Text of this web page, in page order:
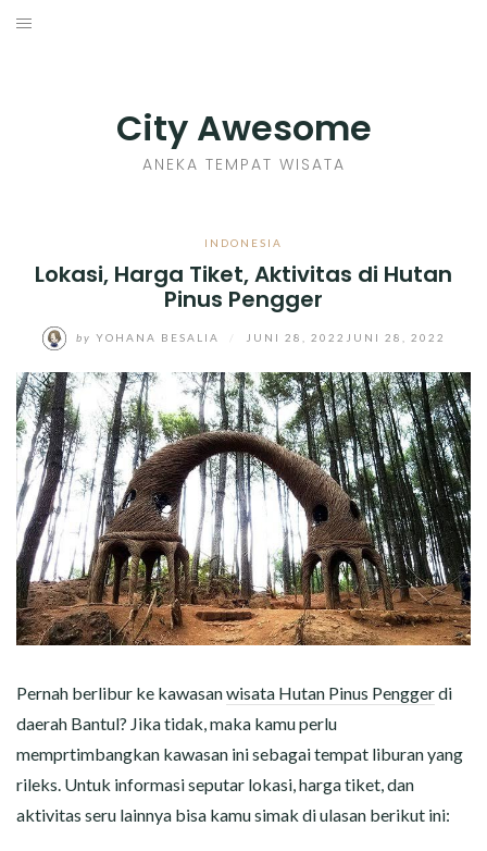
Skip
City Awesome
ANEKA TEMPAT WISATA
INDONESIA
Lokasi, Harga Tiket, Aktivitas di Hutan
Pinus Pengger
by YOHANA BESALIA JUNI 28, 2022 JUNI 28, 2022
Pernah berlibur ke kawasanwisata Hutan Pinus Penggerdi
daerah Bantul? Jika tidak, maka kamu perlu
memprtimbangkan kawasan ini sebagai tempat liburan yang
rileks. Untuk informasi seputar lokasi, harga tiket, dan
aktivitas seru lainnya bisa kamu simak di ulasan berikut ini:
SENI KERAJINAN
INFO GAMES
MOVIES REVIEW